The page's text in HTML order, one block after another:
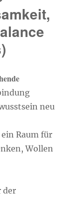
neu
Raum für
Wollen
der